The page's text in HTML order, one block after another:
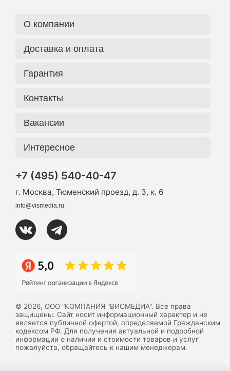
О компании
Доставка и оплата
Гарантия
Контакты
Вакансии
Интересное
+7 (495) 540-40-47
г. Москва, Тюменский проезд, д. 3, к. 6
info@vismedia.ru
© 2026, ООО "КОМПАНИЯ "ВИСМЕДИА". Все права
защищены. Сайт носит информационный характер и не
является публичной офертой, определяемой Гражданским
кодексом РФ. Для получения актуальной и подробной
информации о наличии и стоимости товаров и услуг
пожалуйста, обращайтесь к нашим менеджерам.